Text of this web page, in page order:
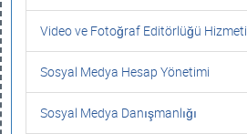
Video ve Fotoğraf Editörlüğü Hizmeti
Sosyal Medya Hesap Yönetimi
Sosyal Medya Danışmanlığı